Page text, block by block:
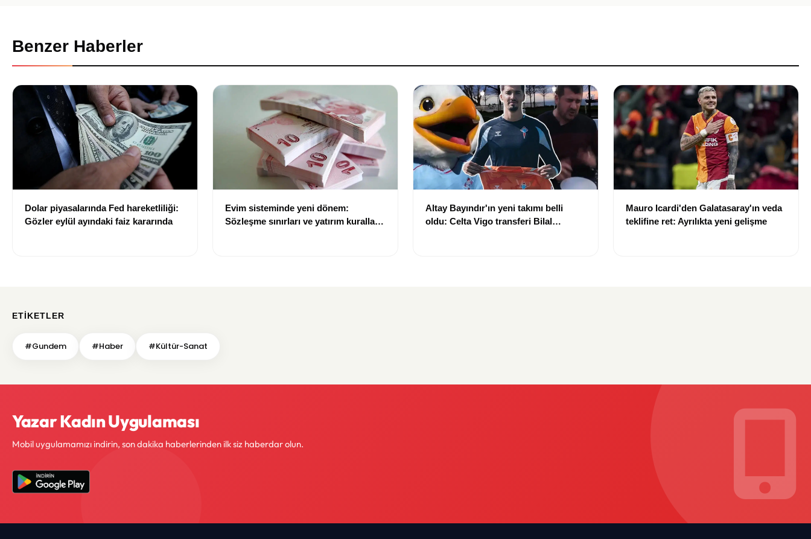
Benzer Haberler
Dolar piyasalarında Fed hareketliliği:
Gözler eylül ayındaki faiz kararında
Evim sisteminde yeni dönem:
Sözleşme sınırları ve yatırım kuralları
Altay Bayındır'ın yeni takımı belli
oldu: Celta Vigo transferi Bilal
Mauro Icardi'den Galatasaray'ın veda
teklifine ret: Ayrılıkta yeni gelişme
ETIKETLER
#Gundem #Haber #Kültür-Sanat
Yazar Kadın Uygulaması
Mobil uygulamamızı indirin, son dakika haberlerinden ilk siz haberdar olun.